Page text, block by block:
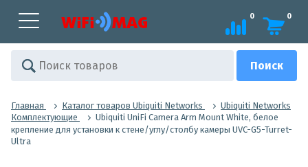
0 0
Главная Каталог товаров Ubiquiti Networks
Ubiquiti Networks
Комплектующие
Ubiquiti UniFi Camera Arm Mount White, белое
крепление для установки к стене/углу/столбу камеры UVC-G5-Turret-
Ultra